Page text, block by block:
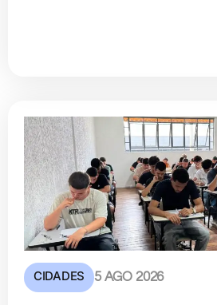
CIDADES 5 AGO 2026